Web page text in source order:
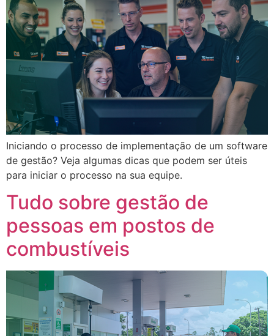
Iniciando o processo de implementação de um software
de gestão? Veja algumas dicas que podem ser úteis
para iniciar o processo na sua equipe.
Tudo sobre gestão de
pessoas em postos de
combustíveis